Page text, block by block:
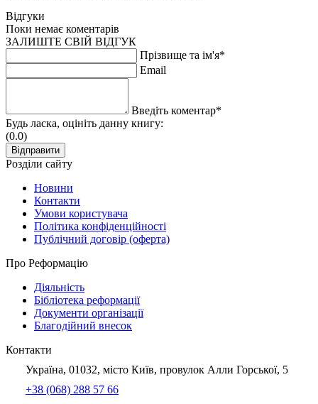
Відгуки
Поки немає коментарів
ЗАЛИШТЕ СВІЙ ВІДГУК
Прізвище та ім'я*
Email
Введіть коментар*
Будь ласка, оцініть данну книгу:
(0.0)
Розділи сайту
Новини
Контакти
Умови користувача
Політика конфіденційності
Публічний договір (оферта)
Про Реформацію
Діяльність
Бібліотека реформації
Документи організації
Благодійний внесок
Контакти
Україна, 01032, місто Київ, провулок Алли Горської, 5
+38 (068) 288 57 66